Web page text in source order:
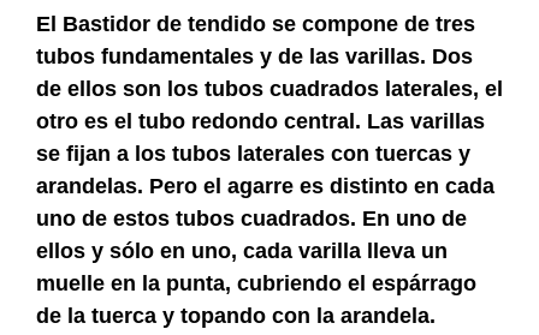
El Bastidor de tendido se compone de tres
tubos fundamentales y de las varillas. Dos
de ellos son los tubos cuadrados laterales, el
otro es el tubo redondo central. Las varillas
se fijan a los tubos laterales con tuercas y
arandelas. Pero el agarre es distinto en cada
uno de estos tubos cuadrados. En uno de
ellos y sólo en uno, cada varilla lleva un
muelle en la punta, cubriendo el espárrago
de la tuerca y topando con la arandela.